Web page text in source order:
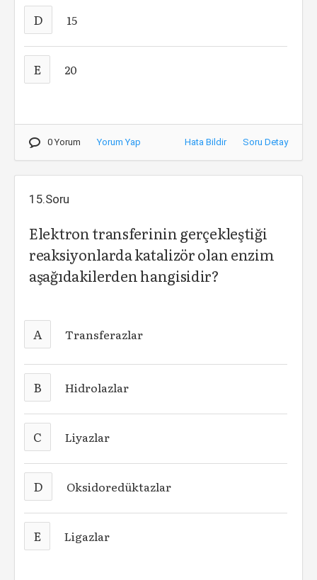
D 15
E 20
0 Yorum Yorum Yap Hata Bildir Soru Detay
15.Soru
Elektron transferinin gerçekleştiği
reaksiyonlarda katalizör olan enzim
aşağıdakilerden hangisidir?
A Transferazlar
B Hidrolazlar
C Liyazlar
D Oksidoredüktazlar
E Ligazlar